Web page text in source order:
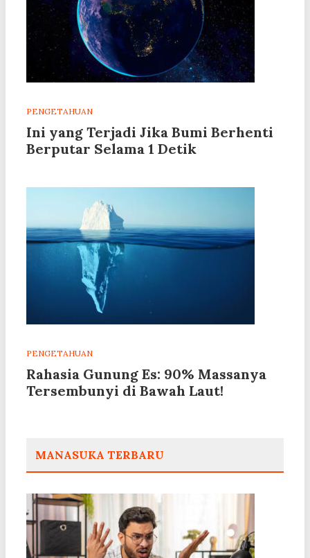
PENGETAHUAN
Ini yang Terjadi Jika Bumi Berhenti
Berputar Selama 1 Detik
PENGETAHUAN
Rahasia Gunung Es: 90% Massanya
Tersembunyi di Bawah Laut!
MANASUKA TERBARU